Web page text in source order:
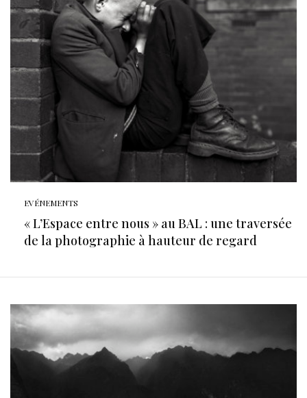
EVÉNEMENTS
« L’Espace entre nous » au BAL : une traversée
de la photographie à hauteur de regard